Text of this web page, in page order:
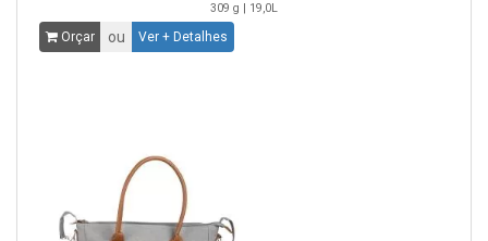
309 g | 19,0L
Orçar ou Ver + Detalhes